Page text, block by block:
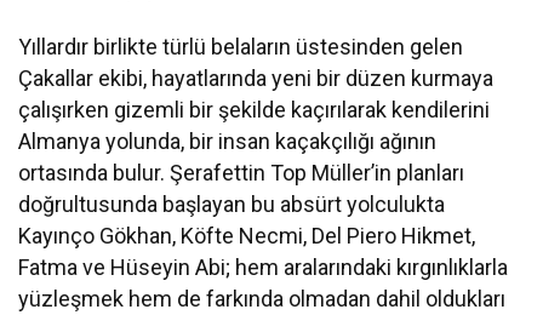
Yıllardır birlikte türlü belaların üstesinden gelen
Çakallar ekibi, hayatlarında yeni bir düzen kurmaya
çalışırken gizemli bir şekilde kaçırılarak kendilerini
Almanya yolunda, bir insan kaçakçılığı ağının
ortasında bulur. Şerafettin Top Müller’in planları
doğrultusunda başlayan bu absürt yolculukta
Kayınço Gökhan, Köfte Necmi, Del Piero Hikmet,
Fatma ve Hüseyin Abi; hem aralarındaki kırgınlıklarla
yüzleşmek hem de farkında olmadan dahil oldukları